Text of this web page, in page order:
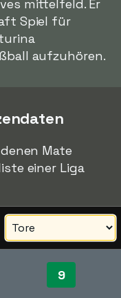
mittelfeld. Er
Spiel für
aufzuhören.
Mate
einer Liga
9